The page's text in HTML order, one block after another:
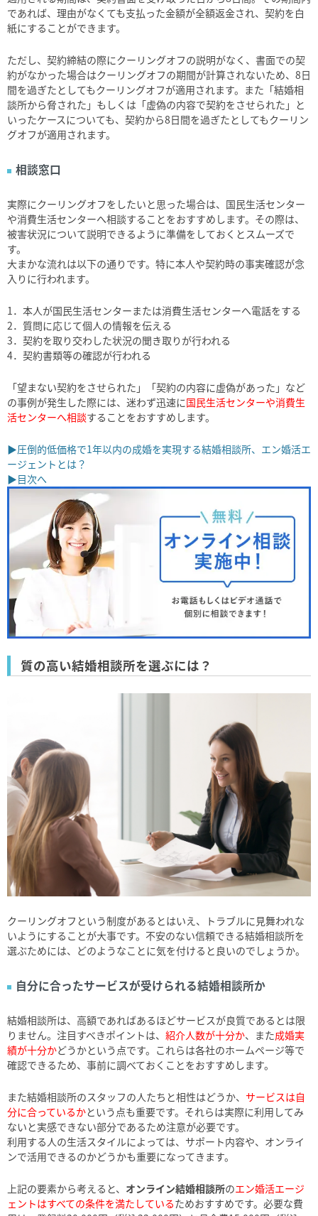
であれば、理由がなくても支払った金額が全額返金され、契約を白
紙にすることができます。
ただし、契約締結の際にクーリングオフの説明がなく、書面での契
約がなかった場合はクーリングオフの期間が計算されないため、8日
間を過ぎたとしてもクーリングオフが適用されます。また「結婚相
談所から脅された」もしくは「虚偽の内容で契約をさせられた」と
いったケースについても、契約から8日間を過ぎたとしてもクーリン
グオフが適用されます。
相談窓口
実際にクーリングオフをしたいと思った場合は、国民生活センター
や消費生活センターへ相談することをおすすめします。その際は、
被害状況について説明できるように準備をしておくとスムーズで
す。
大まかな流れは以下の通りです。特に本人や契約時の事実確認が念
入りに行われます。
1．本人が国民生活センターまたは消費生活センターへ電話をする
2．質問に応じて個人の情報を伝える
3．契約を取り交わした状況の聞き取りが行われる
4．契約書類等の確認が行われる
「望まない契約をさせられた」「契約の内容に虚偽があった」など
の事例が発生した際には、迷わず迅速に国民生活センターや消費生
活センターへ相談することをおすすめします。
▶圧倒的低価格で1年以内の成婚を実現する結婚相談所、エン婚活エ
ージェントとは？
▶目次へ
質の高い結婚相談所を選ぶには？
クーリングオフという制度があるとはいえ、トラブルに見舞われな
いようにすることが大事です。不安のない信頼できる結婚相談所を
選ぶためには、どのようなことに気を付けると良いのでしょうか。
自分に合ったサービスが受けられる結婚相談所か
結婚相談所は、高額であればあるほどサービスが良質であるとは限
りません。注目すべきポイントは、 紹介人数が十分か、また成婚実
績が十分かどうかという点です。これらは各社のホームページ等で
確認できるため、事前に調べておくことをおすすめします。
また結婚相談所のスタッフの人たちと相性はどうか、 サービスは自
分に合っているかという点も重要です。それらは実際に利用してみ
ないと実感できない部分であるため注意が必要です。
利用する人の生活スタイルによっては、サポート内容や、オンライ
ンで活用できるのかどうかも重要になってきます。
上記の要素から考えると、 オンライン結婚相談所のエン婚活エージ
ェントはすべての条件を満たしているためおすすめです。必要な費